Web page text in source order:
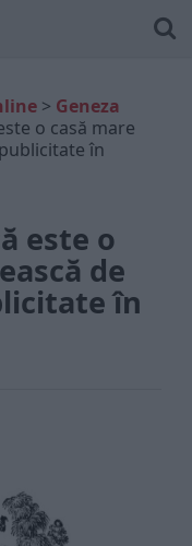
> Geneza
o casă mare
în
este o
de
în